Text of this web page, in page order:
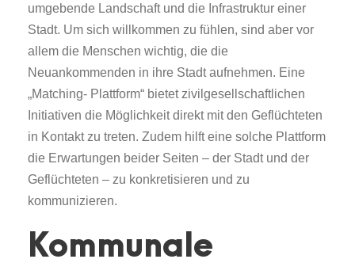
umgebende Landschaft und die Infrastruktur einer
Stadt. Um sich willkommen zu fühlen, sind aber vor
allem die Menschen wichtig, die die
Neuankommenden in ihre Stadt aufnehmen. Eine
„Matching- Plattform“ bietet zivilgesellschaftlichen
Initiativen die Möglichkeit direkt mit den Geflüchteten
in Kontakt zu treten. Zudem hilft eine solche Plattform
die Erwartungen beider Seiten – der Stadt und der
Geflüchteten – zu konkretisieren und zu
kommunizieren.
Kommunale